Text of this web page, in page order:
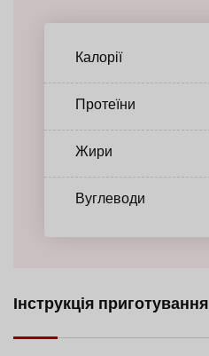
Калорії
Протеїни
Жири
Вуглеводи
Інструкція приготування